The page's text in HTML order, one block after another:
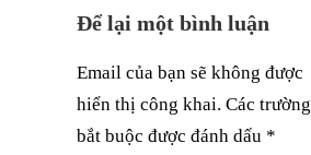
Để lại một bình luận
Email của bạn sẽ không được
hiển thị công khai. Các trường
bắt buộc được đánh dấu *